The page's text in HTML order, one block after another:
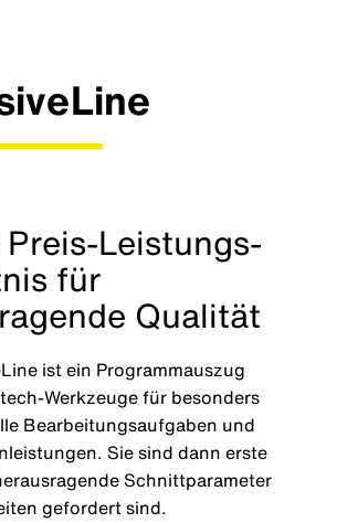
Leistungs-
für
Qualität
ist ein Programmauszug
Werkzeuge für besonders
Bearbeitungsaufgaben und
Sie sind dann erste
Schnittparameter
gefordert sind.